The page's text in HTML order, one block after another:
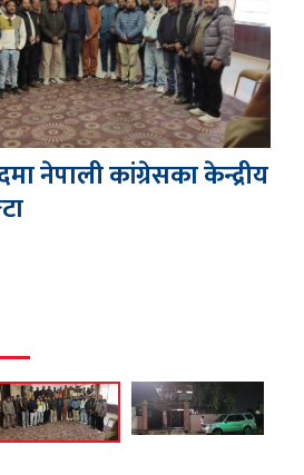
नेपाली कांग्रेसका केन्द्रीय